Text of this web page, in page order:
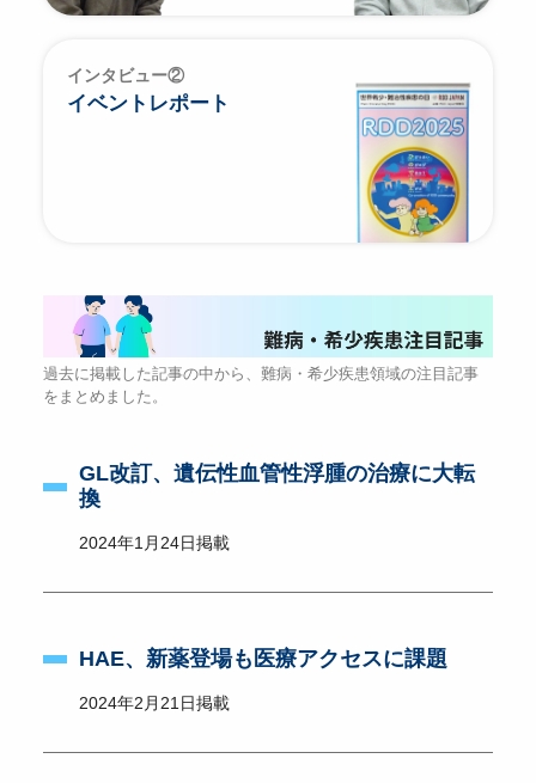
インタビュー②
イベントレポート
過去に掲載した記事の中から、難病・希少疾患領域の注目記事
をまとめました。
GL改訂、遺伝性血管性浮腫の治療に大転
換
2024年1月24日掲載
HAE、新薬登場も医療アクセスに課題
2024年2月21日掲載